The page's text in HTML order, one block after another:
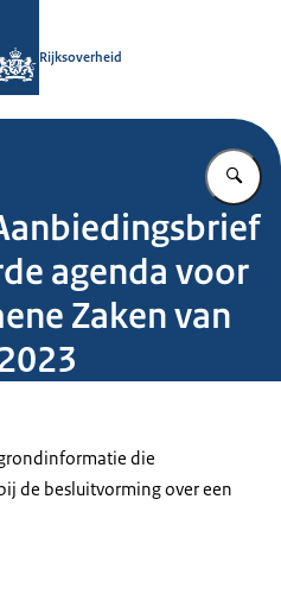
Rijksoverheid
agenda voor
Zaken van
die
de besluitvorming over een